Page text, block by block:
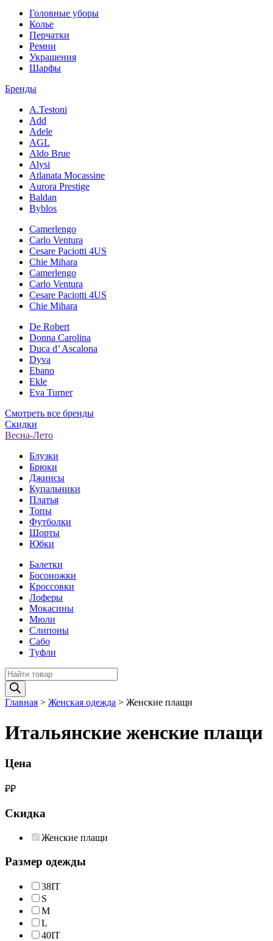
Головные уборы
Колье
Перчатки
Ремни
Украшения
Шарфы
Бренды
A.Testoni
Add
Adele
AGL
Aldo Brue
Alysi
Atlanata Mocassine
Aurora Prestige
Baldan
Byblos
Camerlengo
Carlo Ventura
Cesare Paciotti 4US
Chie Mihara
Camerlengo
Carlo Ventura
Cesare Paciotti 4US
Chie Mihara
De Robert
Donna Carolina
Duca d’ Ascalona
Dyva
Ebano
Ekle
Eva Turner
Смотреть все бренды
Скидки
Весна-Лето
Блузки
Брюки
Джинсы
Купальники
Платья
Топы
Футболки
Шорты
Юбки
Балетки
Босоножки
Кроссовки
Лоферы
Мокасины
Мюли
Слипоны
Сабо
Туфли
Поиск
товаров
Главная > Женская одежда > Женские плащи
Итальянские женские плащи
Цена
₽₽
Скидка
Женские плащи
Размер одежды
38IT
S
M
L
40IT